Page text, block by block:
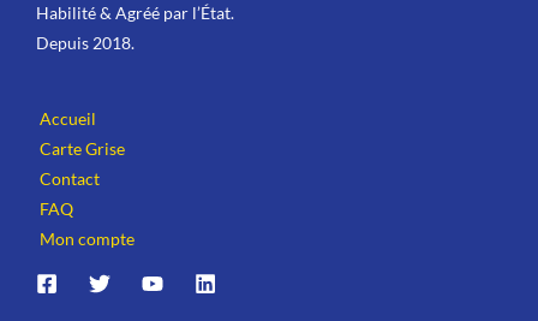
Habilité & Agréé par l’État.
Depuis 2018.
Accueil
Carte Grise
Contact
FAQ
Mon compte